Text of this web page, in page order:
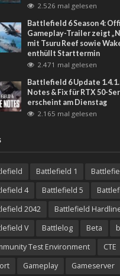
2.526 mal gelesen
Battlefield 6 Season 4:
Gameplay-Trailer zeigt
mit Tsuru Reef sowie
enthüllt Starttermin
2.471 mal gelesen
Battlefield 6 Update
Notes & Fix für RTX 50-
erscheint am Dienstag
2.165 mal gelesen
Battlefield 1
4
Battlefield 5
2042
Battlefield
V
Battlelog Beta
Test Environment
CTE
Gameplay Gameserver